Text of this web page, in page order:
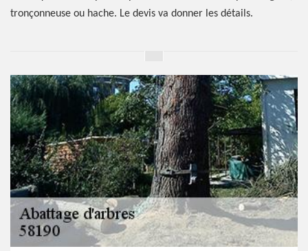
tronçonneuse ou hache. Le devis va donner les détails.